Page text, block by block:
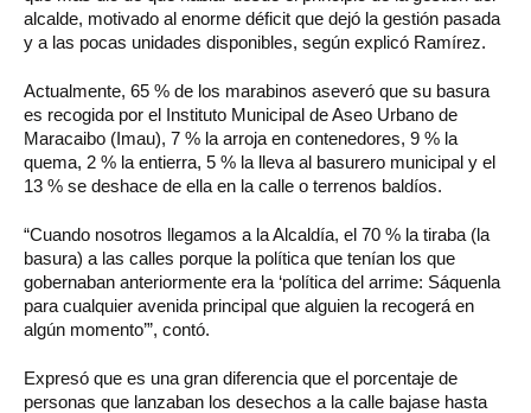
alcalde, motivado al enorme déficit que dejó la gestión pasada
y a las pocas unidades disponibles, según explicó Ramírez.
Actualmente, 65 % de los marabinos aseveró que su basura
es recogida por el Instituto Municipal de Aseo Urbano de
Maracaibo (Imau), 7 % la arroja en contenedores, 9 % la
quema, 2 % la entierra, 5 % la lleva al basurero municipal y el
13 % se deshace de ella en la calle o terrenos baldíos.
“Cuando nosotros llegamos a la Alcaldía, el 70 % la tiraba (la
basura) a las calles porque la política que tenían los que
gobernaban anteriormente era la ‘política del arrime: Sáquenla
para cualquier avenida principal que alguien la recogerá en
algún momento’”, contó.
Expresó que es una gran diferencia que el porcentaje de
personas que lanzaban los desechos a la calle bajase hasta